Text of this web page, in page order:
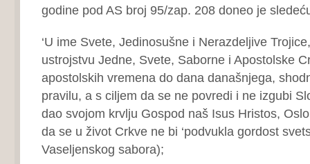
godine pod AS broj 95/zap. 208 doneo je
‘U ime Svete, Jedinosušne i Nerazdeljive
ustrojstvu Jedne, Svete, Saborne i Apostolske
apostolskih vremena do dana današnjega,
pravilu, a s ciljem da se ne povredi i ne izgubi
dao svojom krvlju Gospod naš Isus Hristos,
da se u život Crkve ne bi ‘podvukla gordost
Vaseljenskog sabora);